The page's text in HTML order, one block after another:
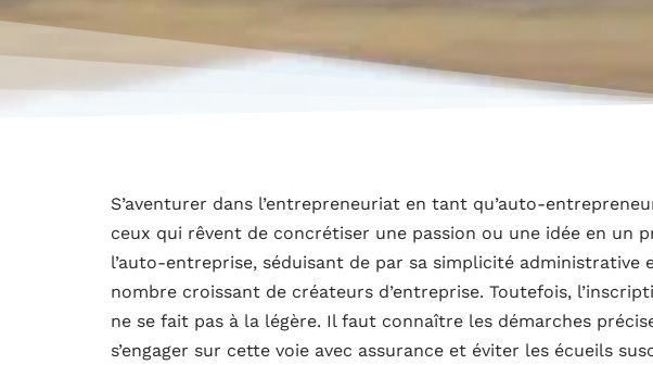
S’aventurer dans l’entrepreneuriat en tant qu’auto-
ceux qui rêvent de concrétiser une passion ou une idée en un
l’auto-entreprise, séduisant de par sa simplicité administrative
nombre croissant de créateurs d’entreprise. Toutefois,
ne se fait pas à la légère. Il faut connaître les démarches
s’engager sur cette voie avec assurance et éviter les écueils